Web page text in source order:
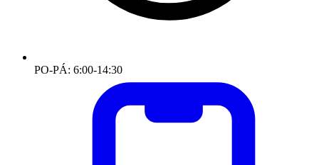
PO-PÁ: 6:00-14:30